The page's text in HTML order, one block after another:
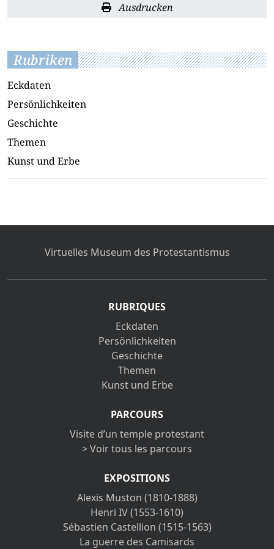
Ausdrucken
Rubriken
Eckdaten
Persönlichkeiten
Geschichte
Themen
Kunst und Erbe
Virtuelles Museum des Protestantismus
RUBRIQUES
Eckdaten
Persönlichkeiten
Geschichte
Themen
Kunst und Erbe
PARCOURS
Visite d’un temple protestant
> Voir tous les parcours
EXPOSITIONS
Alexis Muston (1810-1888)
Henri IV (1553-1610)
Sébastien Castellion (1515-1563)
La guerre des Camisards